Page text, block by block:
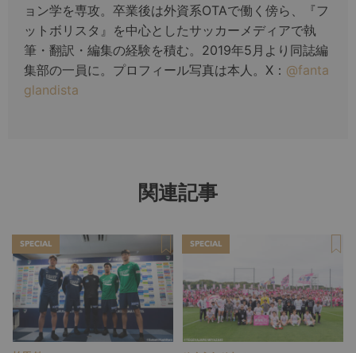
ョン学を専攻。卒業後は外資系OTAで働く傍ら、『フ
ットボリスタ』を中心としたサッカーメディアで執
筆・翻訳・編集の経験を積む。2019年5月より同誌編
集部の一員に。プロフィール写真は本人。X： @fanta
glandista
関連記事
SPECIAL SPECIAL